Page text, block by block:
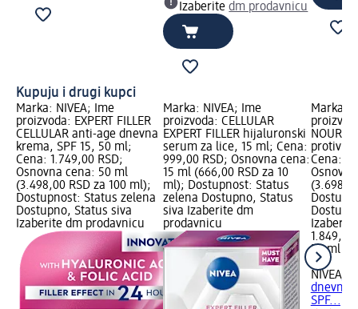
Izaberitedm prodavnicu
Kupuju i drugi kupci
Marka: NIVEA; Ime
proizvoda: EXPERT FILLER
CELLULAR anti-age dnevna
krema, SPF 15, 50 ml;
Cena: 1.749,00 RSD;
Osnovna cena: 50 ml
(3.498,00 RSD za 100 ml);
Dostupnost: Status zelena
Dostupno, Status siva
Izaberite dm prodavnicu
Marka: NIVEA; Ime
proizvoda: CELLULAR
EXPERT FILLER hijaluronski
serum za lice, 15 ml; Cena:
999,00 RSD; Osnovna cena:
15 ml (666,00 RSD za 10
ml); Dostupnost: Status
zelena Dostupno, Status
siva Izaberite dm
prodavnicu
Marka:
protiv
Cena:
1.849,00
50 ml
ml)
NIVEA
dnevna
SPF...,